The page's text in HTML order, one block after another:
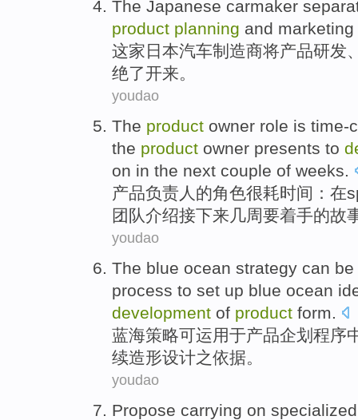
The Japanese carmaker
product planning and marketing
这家 日本汽车制造商将产品研发
绝了开来。
youdao
The product owner role is time-
the product owner presents to
on in the next couple of weeks.
产品负责人 的角色很耗时间： 在
团队介绍接下来几周要着手的故
youdao
The blue ocean strategy can be
process to set up blue ocean
development of product form.
蓝海策略可运用于产品企划 程序
续造形设计之依据。
youdao
Propose carrying on